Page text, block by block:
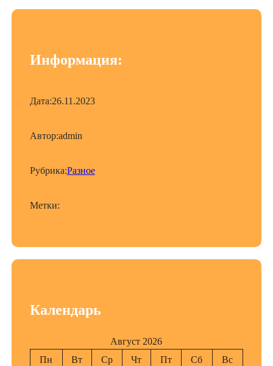
Информация:
Дата:26.11.2023
Автор:admin
Рубрика:Разное
Метки:
Календарь
Август 2026
Пн
Вт Ср Чт Пт Сб
Вс